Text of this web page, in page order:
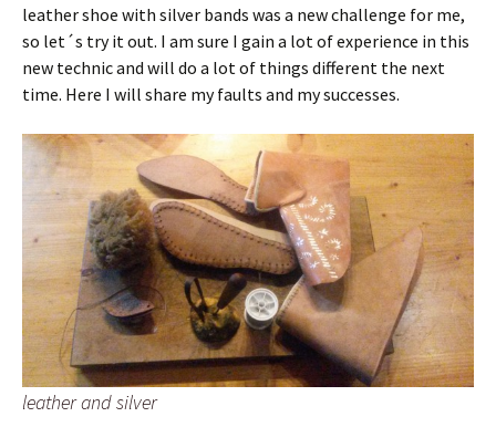
leather shoe with silver bands was a new challenge for me,
so let´s try it out. I am sure I gain a lot of experience in this
new technic and will do a lot of things different the next
time. Here I will share my faults and my successes.
leather and silver